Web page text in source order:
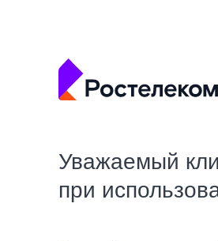
Уважаемый
при